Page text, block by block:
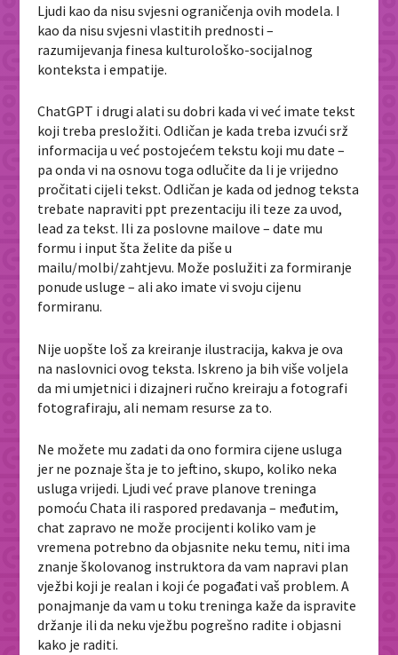
Ljudi kao da nisu svjesni ograničenja ovih modela. I
kao da nisu svjesni vlastitih prednosti –
razumijevanja finesa kulturološko-socijalnog
konteksta i empatije.
ChatGPT i drugi alati su dobri kada vi već imate tekst
koji treba presložiti. Odličan je kada treba izvući srž
informacija u već postojećem tekstu koji mu date –
pa onda vi na osnovu toga odlučite da li je vrijedno
pročitati cijeli tekst. Odličan je kada od jednog teksta
trebate napraviti ppt prezentaciju ili teze za uvod,
lead za tekst. Ili za poslovne mailove – date mu
formu i input šta želite da piše u
mailu/molbi/zahtjevu. Može poslužiti za formiranje
ponude usluge – ali ako imate vi svoju cijenu
formiranu.
Nije uopšte loš za kreiranje ilustracija, kakva je ova
na naslovnici ovog teksta. Iskreno ja bih više voljela
da mi umjetnici i dizajneri ručno kreiraju a fotografi
fotografiraju, ali nemam resurse za to.
Ne možete mu zadati da ono formira cijene usluga
jer ne poznaje šta je to jeftino, skupo, koliko neka
usluga vrijedi. Ljudi već prave planove treninga
pomoću Chata ili raspored predavanja – međutim,
chat zapravo ne može procijenti koliko vam je
vremena potrebno da objasnite neku temu, niti ima
znanje školovanog instruktora da vam napravi plan
vježbi koji je realan i koji će pogađati vaš problem. A
ponajmanje da vam u toku treninga kaže da ispravite
držanje ili da neku vježbu pogrešno radite i objasni
kako je raditi.